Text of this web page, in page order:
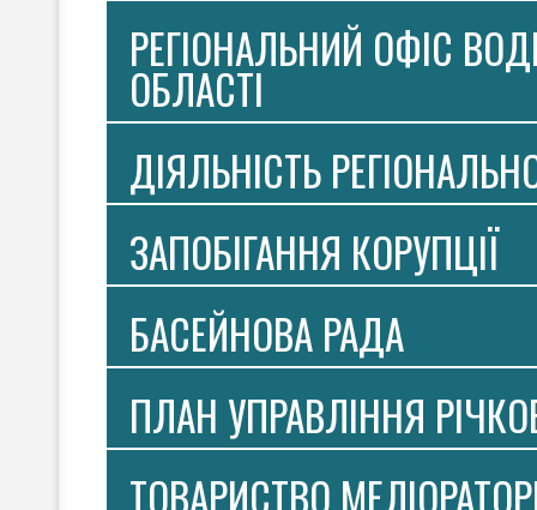
РЕГІОНАЛЬНИЙ ОФІС
ОБЛАСТІ
ДІЯЛЬНІСТЬ
ЗАПОБІГАННЯ КОРУПЦІЇ
БАСЕЙНОВА РАДА
ПЛАН УПРАВЛІННЯ
ТОВАРИСТВО